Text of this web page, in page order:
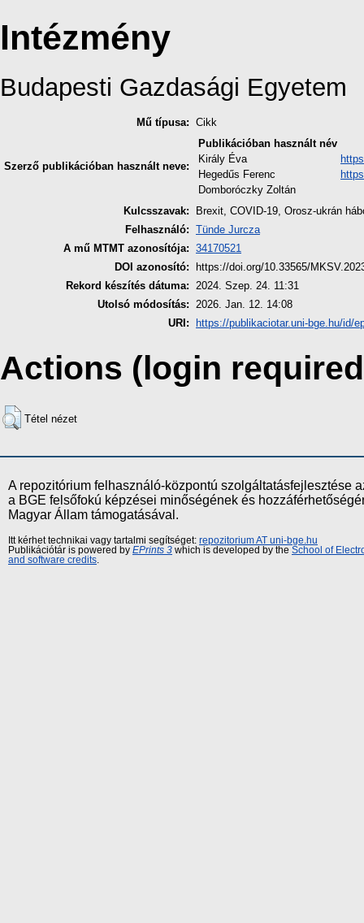
Intézmény
Budapesti Gazdasági Egyetem
Mű típusa: Cikk
Szerző publikációban használt neve:
Publikációban használt név
Király Éva
Hegedűs Ferenc
Domboróczky Zoltán
Kulcsszavak:
Brexit, COVID-19, Orosz-ukrán
Felhasználó: Tünde Jurcza
A mű MTMT azonosítója: 34170521
DOI azonosító:
https://doi.org/10.33565/
Rekord készítés dátuma: 2024. Szep. 24. 11:31
Utolsó módosítás: 2026. Jan. 12. 14:08
URI:
https://publikaciotar.uni-bge.hu/id/
Actions (login
Tétel nézet
A repozitórium felhasználó-központú szolgáltatásfejlesztése
a BGE felsőfokú képzései minőségének és
Magyar Állam támogatásával.
Itt kérhet technikai vagy tartalmi segítséget: repozitorium AT uni-bge.hu
Publikációtár is powered by EPrints 3 which is developed by the School of
and software credits